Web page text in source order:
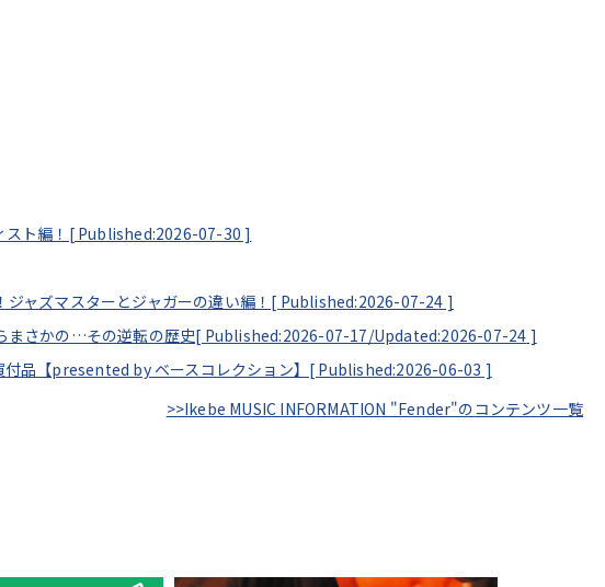
スト編！[ Published:2026-07-30 ]
ャズマスターとジャガーの違い編！[ Published:2026-07-24 ]
まさかの…その逆転の歴史[ Published:2026-07-17/Updated:2026-07-24 ]
品【presented by ベースコレクション】[ Published:2026-06-03 ]
>>Ikebe MUSIC INFORMATION "Fender"のコンテンツ一覧